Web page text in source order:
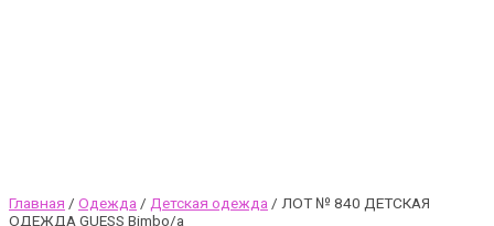
Главная / Одежда/ Детская одежда/ ЛОТ № 840 ДЕТСКАЯ
ОДЕЖДА GUESS Bimbo/a